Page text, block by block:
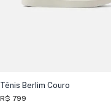
Tênis Berlim Couro
R$ 799